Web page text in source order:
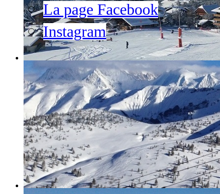
La page Facebook
Instagram